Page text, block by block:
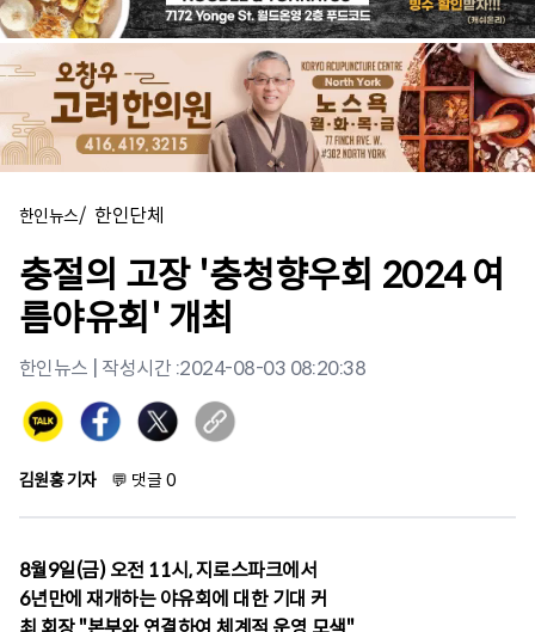
한인뉴스/ 한인단체
충절의 고장 '충청향우회 2024 여
름야유회' 개최
한인뉴스 | 작성시간 :2024-08-03 08:20:38
김원홍 기자 💬 댓글 0
8월9일(금) 오전 11시, 지로스파크에서
6년만에 재개하는 야유회에 대한 기대 커